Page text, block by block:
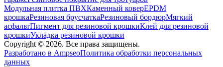
Модульная плитка ПВХКаменный коверEPDM
крошкаРезиновая брусчаткаРезиновый бордюрМягкий
асфальтПигмент для резиновой крошкиКлей для резиновой
крошкиУкладка резиновой крошки
Copyright © 2026. Все права защищены.
Разработано в AmpseoПолитика обработки персональных
данных